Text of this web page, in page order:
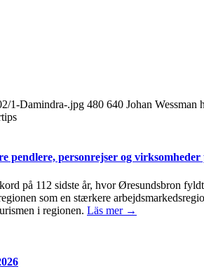
1-Damindra-.jpg 480 640 Johan Wessman
pendlere, personrejser og
på 112 sidste år, hvor Øresundsbron
som en stærkere
i regionen. Läs mer →